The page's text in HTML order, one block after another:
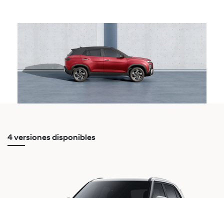
4 versiones disponibles